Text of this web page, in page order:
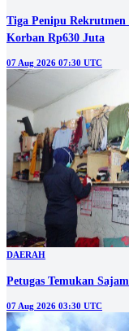
Tiga Penipu
Korban Rp630 Juta
07 Aug 2026 07:30 UTC
DAERAH
Petugas Temukan
07 Aug 2026 03:30 UTC